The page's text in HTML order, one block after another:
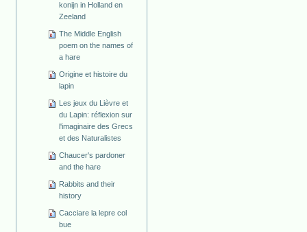
konijn in Holland en
Zeeland
The Middle English
poem on the names of
a hare
Origine et histoire du
lapin
Les jeux du Lièvre et
du Lapin: réflexion sur
l'imaginaire des Grecs
et des Naturalistes
Chaucer's pardoner
and the hare
Rabbits and their
history
Cacciare la lepre col
bue